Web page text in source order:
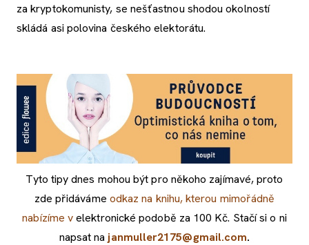
za kryptokomunisty, se nešťastnou shodou okolností
skládá asi polovina českého elektorátu.
Tyto tipy dnes mohou být pro někoho zajímavé, proto
zde přidáváme odkaz na knihu, kterou mimořádně
nabízíme velektronické podobě za 100 Kč. Stačí si o ni
napsat na janmuller2175@gmail.com.